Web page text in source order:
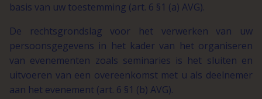
basis van uw toestemming (art. 6 §1 (a) AVG).
De rechtsgrondslag voor het verwerken van uw
persoonsgegevens in het kader van het organiseren
van evenementen zoals seminaries is het sluiten en
uitvoeren van een overeenkomst met u als deelnemer
aan het evenement (art. 6 §1 (b) AVG).